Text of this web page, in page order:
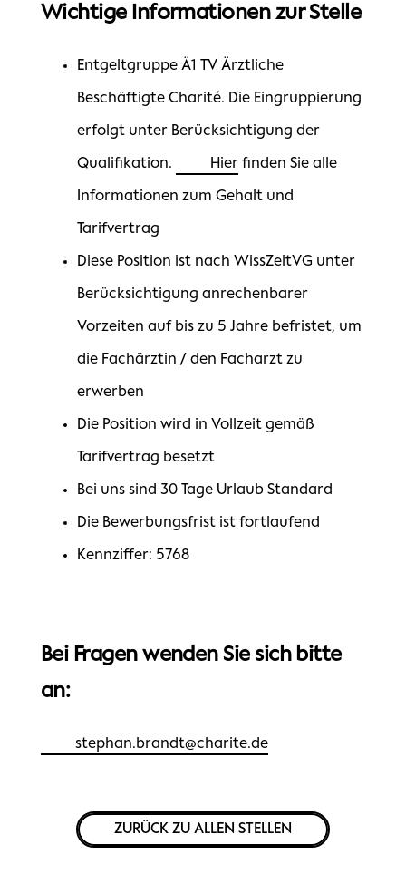
Wichtige Informationen zur Stelle
Entgeltgruppe Ä1 TV Ärztliche
Beschäftigte Charité. Die Eingruppierung
erfolgt unter Berücksichtigung der
Qualifikation. Hier finden Sie alle
Informationen zum Gehalt und
Tarifvertrag
Diese Position ist nach WissZeitVG unter
Berücksichtigung anrechenbarer
Vorzeiten auf bis zu 5 Jahre befristet, um
die Fachärztin / den Facharzt zu
erwerben
Die Position wird in Vollzeit gemäß
Tarifvertrag besetzt
Bei uns sind 30 Tage Urlaub Standard
Die Bewerbungsfrist ist fortlaufend
Kennziffer: 5768
Bei Fragen wenden Sie sich bitte
an:
stephan.brandt@charite.de
ZURÜCK ZU ALLEN STELLEN